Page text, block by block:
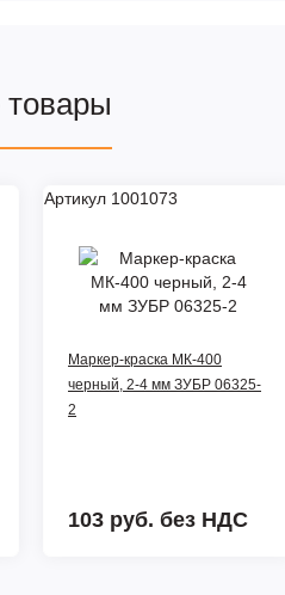
Артикул 1001073
Маркер-краска МК-400
черный, 2-4 мм ЗУБР 06325-
2
103 руб. без НДС